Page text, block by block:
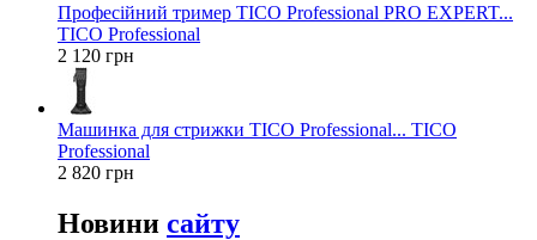
Професійний тример TICO Professional PRO EXPERT...
TICO Professional
2 120 грн
Машинка для стрижки TICO Professional... TICO
Professional
2 820 грн
Новини сайту